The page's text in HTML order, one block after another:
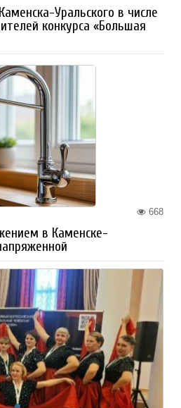
Уральского в числе
конкурса «Большая
668
в Каменске-